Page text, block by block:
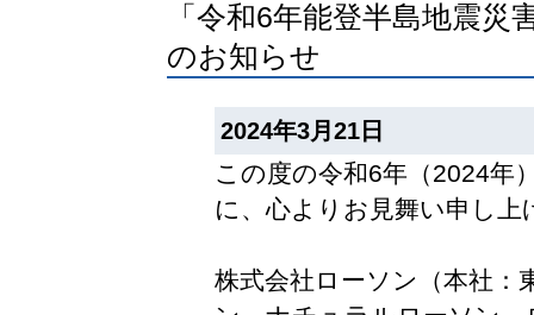
「令和6年能登半島地震
のお知らせ
2024年3月21日
この度の令和6年（2024年
に、心よりお見舞い申し上
株式会社ローソン（本社：